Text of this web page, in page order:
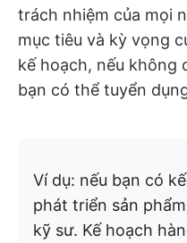
trách nhiệm của mọi
mục tiêu và kỳ vọng
kế hoạch, nếu không
bạn có thể tuyển
Ví dụ: nếu bạn có
phát triển sản
kỹ sư. Kế hoạch